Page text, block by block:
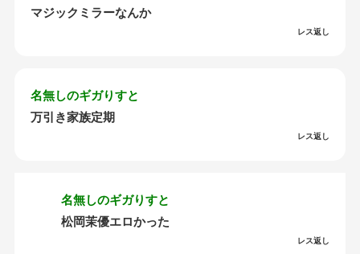
マジックミラーなんか
レス返し
名無しのギガりすと
万引き家族定期
レス返し
名無しのギガりすと
松岡茉優エロかった
レス返し